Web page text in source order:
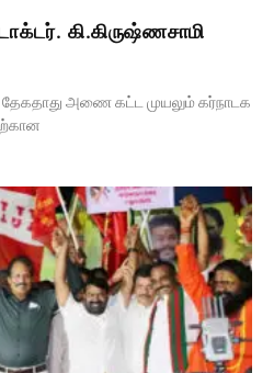
கி.கிருஷ்ணசாமி
அணை கட்ட முயலும் கர்நாடக